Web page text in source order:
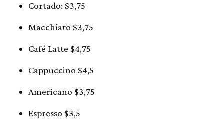
Cortado: $3,75
Macchiato $3,75
Café Latte $4,75
Cappuccino $4,5
Americano $3,75
Espresso $3,5